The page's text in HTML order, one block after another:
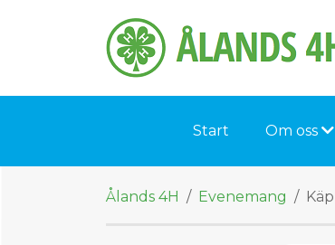
Start Om oss
Ålands 4H / Evenemang /